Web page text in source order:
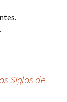
Siglos de